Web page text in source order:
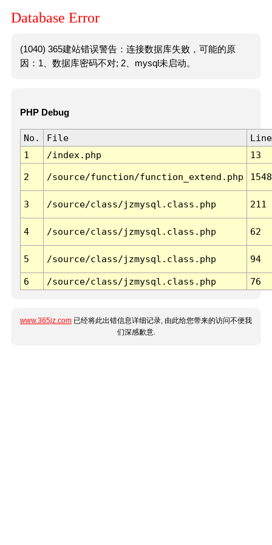
Database Error
(1040) 365建站错误警告：连接数据库失败，可能的原
因：1、数据库密码不对; 2、mysql未启动。
PHP Debug
No. File
Line
1
/index.php 13
2 /source/function/function_extend.php 1548
3 /source/class/jzmysql.class.php 211
4 /source/class/jzmysql.class.php 62
5 /source/class/jzmysql.class.php 94
6 /source/class/jzmysql.class.php 76
www.365jz.com 已经将此出错信息详细记录, 由此给您带来的访问不便我
们深感歉意.